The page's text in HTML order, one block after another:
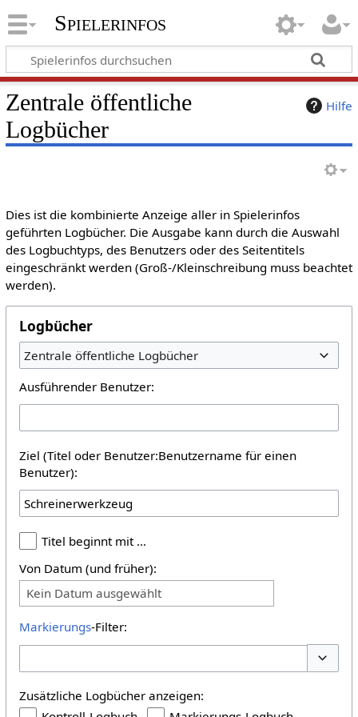
Spielerinfos
Hilfe
Zentrale öffentliche
Logbücher
Dies ist die kombinierte Anzeige aller in Spielerinfos
geführten Logbücher. Die Ausgabe kann durch die Auswahl
des Logbuchtyps, des Benutzers oder des Seitentitels
eingeschränkt werden (Groß-/Kleinschreibung muss beachtet
werden).
Logbücher
Zentrale öffentliche Logbücher
Ausführender Benutzer:
Ziel (Titel oder Benutzer:Benutzername für einen
Benutzer):
Titel beginnt mit …
Von Datum (und früher):
Kein Datum ausgewählt
Markierungs-Filter:
Zusätzliche Logbücher anzeigen: